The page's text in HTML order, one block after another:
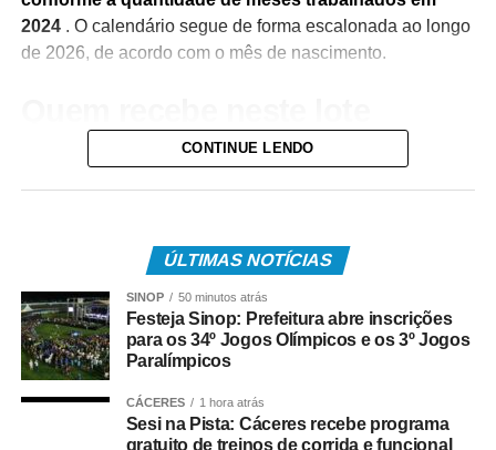
2024. O calendário segue de forma escalonada ao longo
de 2026, de acordo com o mês de nascimento.
Do total de contemplados em maio:
pagamento feito pela Caixa Econômica Federal,
• 499.509 são servidores públicos, inscritos no Programa
de Formação do Patrimônio do Servidor Público (Pasep),
CONTINUE LENDO
ÚLTIMAS NOTÍCIAS
SINOP 50 minutos atrás
Festeja Sinop: Prefeitura abre inscrições
para os 34º Jogos Olímpicos e os 3º Jogos
Paralímpicos
CÁCERES 1 hora atrás
Sesi na Pista: Cáceres recebe programa
gratuito de treinos de corrida e funcional